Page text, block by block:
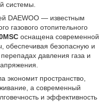
системы.
DAEWOO — известным
газового отопительного
оснащена современной
обеспечивая безопасную и
давления газа и
экономит пространство,
а современный
и эффективность